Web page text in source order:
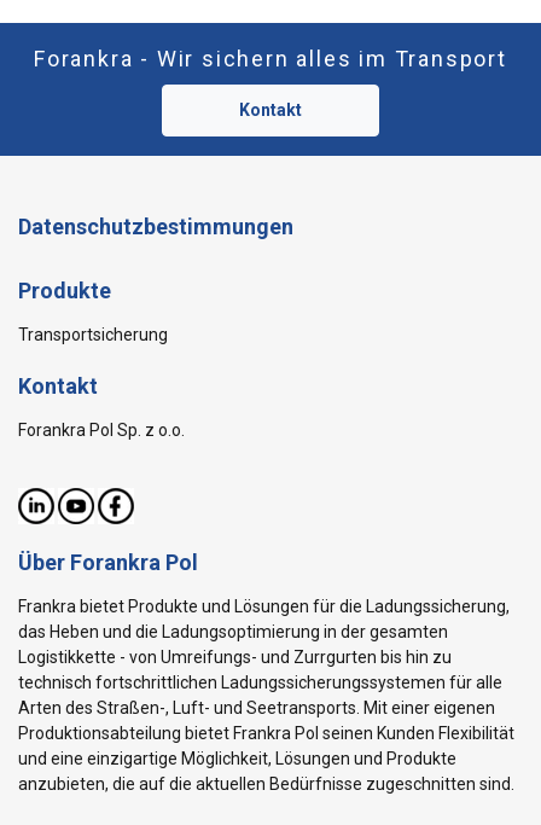
Forankra - Wir sichern alles im Transport
Kontakt
Datenschutzbestimmungen
Produkte
Transportsicherung
Kontakt
Forankra Pol Sp. z o.o.
Über Forankra Pol
Frankra bietet Produkte und Lösungen für die Ladungssicherung,
das Heben und die Ladungsoptimierung in der gesamten
Logistikkette - von Umreifungs- und Zurrgurten bis hin zu
technisch fortschrittlichen Ladungssicherungssystemen für alle
Arten des Straßen-, Luft- und Seetransports. Mit einer eigenen
Produktionsabteilung bietet Frankra Pol seinen Kunden Flexibilität
und eine einzigartige Möglichkeit, Lösungen und Produkte
anzubieten, die auf die aktuellen Bedürfnisse zugeschnitten sind.